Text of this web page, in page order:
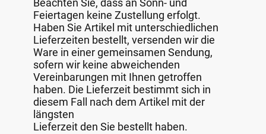
Beachten Sie, dass an Sonn- und
Feiertagen keine Zustellung erfolgt.
Haben Sie Artikel mit unterschiedlichen
Lieferzeiten bestellt, versenden wir die
Ware in einer gemeinsamen Sendung,
sofern wir keine abweichenden
Vereinbarungen mit Ihnen getroffen
haben. Die Lieferzeit bestimmt sich in
diesem Fall nach dem Artikel mit der
längsten
Lieferzeit den Sie bestellt haben.